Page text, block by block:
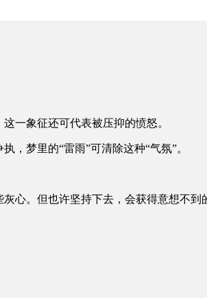
一象征还可代表被压抑的愤怒。
，梦里的“雷雨”可清除这种“气氛”。
心。但也许坚持下去，会获得意想不到